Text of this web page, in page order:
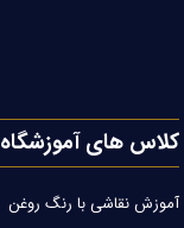
کلاس های آموزشگاه
آموزش نقاشی با رنگ روغن